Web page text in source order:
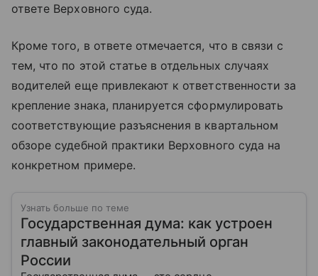
ответе Верховного суда.
Кроме того, в ответе отмечается, что в связи с
тем, что по этой статье в отдельных случаях
водителей еще привлекают к ответственности за
крепление знака, планируется сформулировать
соответствующие разъяснения в квартальном
обзоре судебной практики Верховного суда на
конкретном примере.
Узнать больше по теме
Государственная дума: как устроен
главный законодательный орган
России